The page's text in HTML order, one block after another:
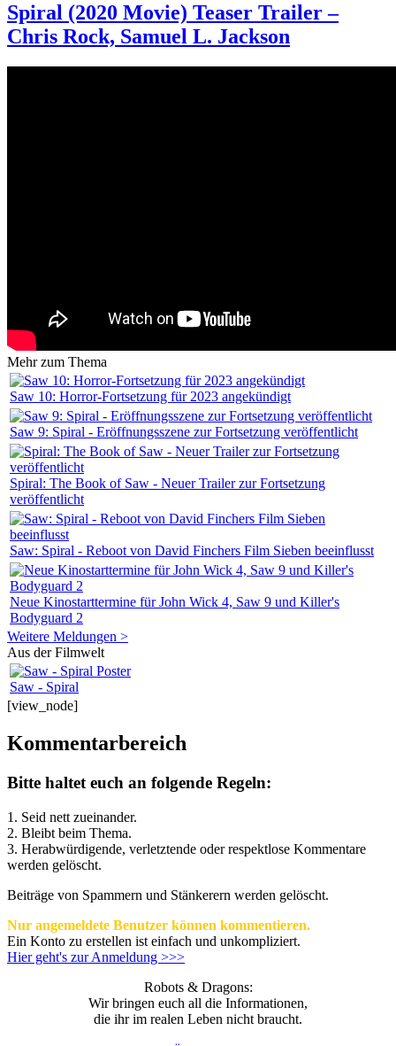
Spiral (2020 Movie) Teaser Trailer –
Chris Rock, Samuel L. Jackson
Mehr zum Thema
Saw 10: Horror-Fortsetzung für 2023 angekündigt
Saw 9: Spiral - Eröffnungsszene zur Fortsetzung veröffentlicht
Spiral: The Book of Saw - Neuer Trailer zur Fortsetzung
veröffentlicht
Saw: Spiral - Reboot von David Finchers Film Sieben beeinflusst
Neue Kinostarttermine für John Wick 4, Saw 9 und Killer's
Bodyguard 2
Weitere Meldungen >
Aus der Filmwelt
Saw - Spiral
[view_node]
Kommentarbereich
Bitte haltet euch an folgende Regeln:
1. Seid nett zueinander.
2. Bleibt beim Thema.
3. Herabwürdigende, verletztende oder respektlose Kommentare
werden gelöscht.
Beiträge von Spammern und Stänkerern werden gelöscht.
Nur angemeldete Benutzer können kommentieren.
Ein Konto zu erstellen ist einfach und unkompliziert.
Hier geht's zur Anmeldung >>>
Robots & Dragons:
Wir bringen euch all die Informationen,
die ihr im realen Leben nicht braucht.